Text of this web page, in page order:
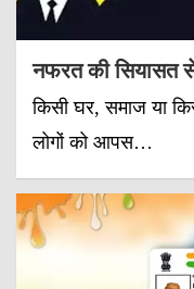
नफरत की सियासत
किसी घर, समाज या
लोगों को आपस…